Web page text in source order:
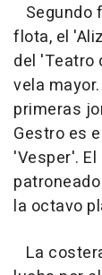
Segundo
flota, el
del 'Teatro
vela
primeras
Gestro es
'Vesper'.
la octavo
La